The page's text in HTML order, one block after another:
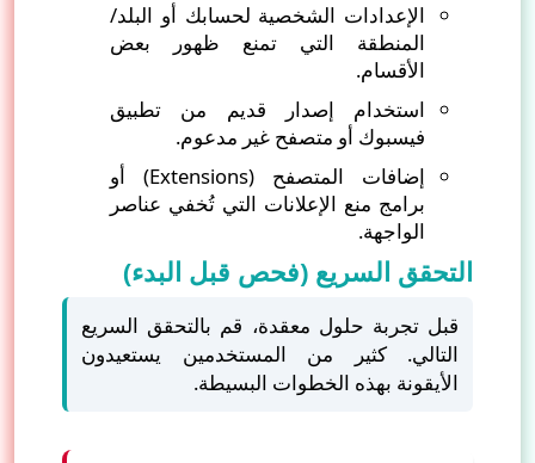
الإعدادات الشخصية لحسابك أو البلد/
المنطقة التي تمنع ظهور بعض
الأقسام.
استخدام إصدار قديم من تطبيق
فيسبوك أو متصفح غير مدعوم.
إضافات المتصفح (Extensions) أو
برامج منع الإعلانات التي تُخفي عناصر
الواجهة.
التحقق السريع (فحص قبل البدء)
قبل تجربة حلول معقدة، قم بالتحقق السريع
التالي. كثير من المستخدمين يستعيدون
الأيقونة بهذه الخطوات البسيطة.